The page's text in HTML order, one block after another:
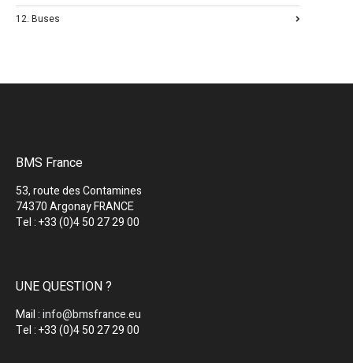
12. Buses
BMS France
53, route des Contamines
74370 Argonay FRANCE
Tel : +33 (0)4 50 27 29 00
UNE QUESTION ?
Mail :info@bmsfrance.eu
Tel : +33 (0)4 50 27 29 00